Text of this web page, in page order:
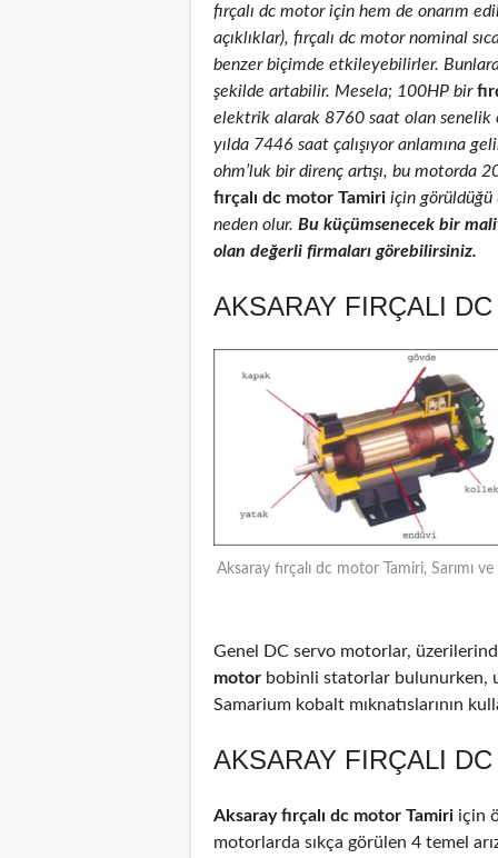
fırçalı dc motor için hem de onarım
açıklıklar), fırçalı dc motor nominal
benzer biçimde etkileyebilirler.
şekilde artabilir. Mesela; 100HP bir
elektrik alarak 8760 saat olan senelik
yılda 7446 saat çalışıyor anlamına
ohm’luk bir direnç artışı, bu motorda
fırçalı dc motor Tamiri için görüldüğü
neden olur. Bu küçümsenecek bir
olan değerli firmaları görebilirsiniz.
AKSARAY FIRÇALI
Aksaray fırçalı dc motor Tamiri, Sarımı ve
Genel DC servo motorlar,
motor bobinli statorlar bulunurken,
Samarium kobalt mıknatıslarının
AKSARAY FIRÇALI
Aksaray fırçalı dc motor Tamiri için
motorlarda sıkça görülen 4 temel